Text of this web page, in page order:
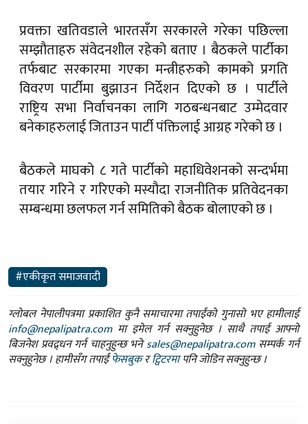
प्रवक्ता खतिवडाले भारतसँग सरकारले गरेका पछिल्ला
सम्झौताहरु संवेदनशील रहेको बताए । बैठकले पार्टीका
तर्फबाट सरकारमा गएका मन्त्रीहरुको कामको प्रगति
विवरण पार्टीमा बुझाउन निर्देशन दिएको छ । पार्टीले
राष्ट्रिय सभा निर्वाचनका लागि गठबन्धनबाट उम्मेदवार
बनेकाहरुलाई जिताउन पार्टी पंक्तिलाई आग्रह गरेको छ ।
बैठकले माघको ८ गते पार्टीको महाधिवेशनको सन्दर्भमा
तयार गरिने र गरिएको मस्यौदा राजनीतिक प्रतिवेदनका
सम्बन्धमा छलफल गर्न समितिको बैठक बोलाएको छ ।
#एकीकृत समाजवादी
ग्लोबल नेपालीपत्रमा प्रकाशित कुनै समाचारमा तपाईंको गुनासो भए हामीलाई
info@nepalipatra.comमा इमेल गर्न सक्नुहुनेछ । साथै तपाई आफ्नो
बिजनेश प्रवद्र्धन गर्न चाहनुहुन्छ भनेsales@nepalipatra.comसम्पर्क गर्न
सक्नुहुनेछ । हामीसँग तपाईंफेसबुकरट्विटरमापनि जोडिन सक्नुहुन्छ ।